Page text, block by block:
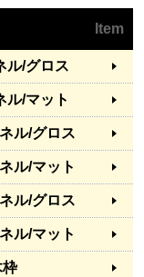
Item
ル/グロス
ル/マット
ル/グロス
ル/マット
ル/グロス
ル/マット
枠